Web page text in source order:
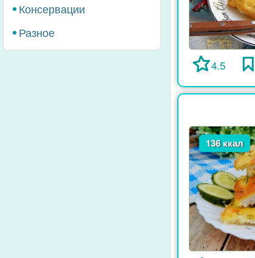
Консервации
Разное
4.5
136 ккал